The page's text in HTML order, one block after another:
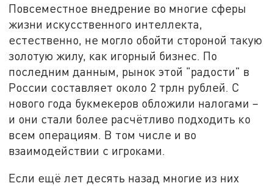
Повсеместное внедрение во многие сферы
жизни искусственного интеллекта,
естественно, не могло обойти стороной такую
золотую жилу, как игорный бизнес. По
последним данным, рынок этой "радости" в
России составляет около 2 трлн рублей. С
нового года букмекеров обложили налогами –
и они стали более расчётливо подходить ко
всем операциям. В том числе и во
взаимодействии с игроками.
Если ещё лет десять назад многие из них